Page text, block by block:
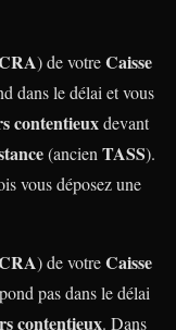
) de votreCaisse
dans le délai et vous
contentieuxdevant
(ancienTASS).
vous déposez une
) de votreCaisse
pasdans le délai
contentieux. Dans